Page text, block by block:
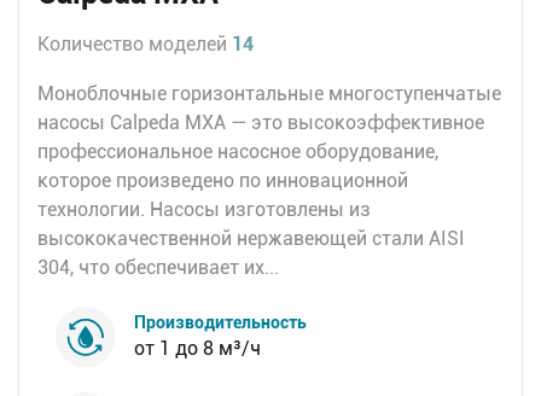
Количество моделей 14
Моноблочные горизонтальные многоступенчатые
насосы Calpeda MXA — это высокоэффективное
профессиональное насосное оборудование,
которое произведено по инновационной
технологии. Насосы изготовлены из
высококачественной нержавеющей стали AISI
304, что обеспечивает их...
Производительность
от 1 до 8 м³/ч